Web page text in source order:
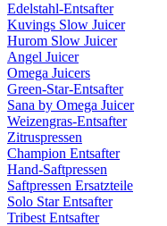
Edelstahl-Entsafter
Kuvings Slow Juicer
Hurom Slow Juicer
Angel Juicer
Omega Juicers
Green-Star-Entsafter
Sana by Omega Juicer
Weizengras-Entsafter
Zitruspressen
Champion Entsafter
Hand-Saftpressen
Saftpressen Ersatzteile
Solo Star Entsafter
Tribest Entsafter